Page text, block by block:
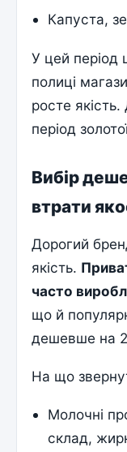
Капуста,
У цей період
полиці
росте
період
Вибір
втрати
Дорогий
якість.
часто
що й
дешевше на
На що
Молочні
склад,